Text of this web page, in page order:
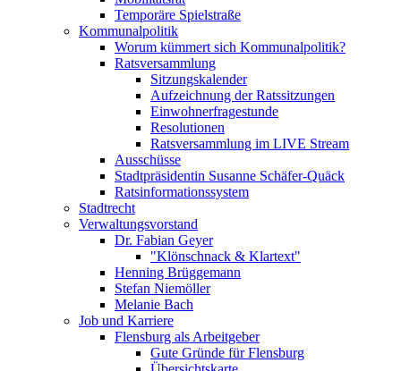
Temporäre Spielstraße
Kommunalpolitik
Worum kümmert sich Kommunalpolitik?
Ratsversammlung
Sitzungskalender
Aufzeichnung der Ratssitzungen
Einwohnerfragestunde
Resolutionen
Ratsversammlung im LIVE Stream
Ausschüsse
Stadtpräsidentin Susanne Schäfer-Quäck
Ratsinformationssystem
Stadtrecht
Verwaltungsvorstand
Dr. Fabian Geyer
"Klönschnack & Klartext"
Henning Brüggemann
Stefan Niemöller
Melanie Bach
Job und Karriere
Flensburg als Arbeitgeber
Gute Gründe für Flensburg